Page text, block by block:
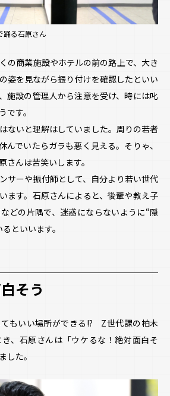
踊る石原さん
の商業施設やホテルの前の路上で、大き
姿を見ながら振り付けを確認したといい
施設の管理人から注意を受け、時には叱
です。
ないと理解はしていました。周りの若者
んでいたらガラも悪く見える。そりゃ、
さんは苦笑いします。
サーや振付師として、自分より若い世代
ます。石原さんによると、後輩や教え子
どの片隅で、迷惑にならないように“隠
といいます。
そう
もいい場所ができる!? Z世代課の柏木
、石原さんは「ウケるな！絶対面白そ
した。